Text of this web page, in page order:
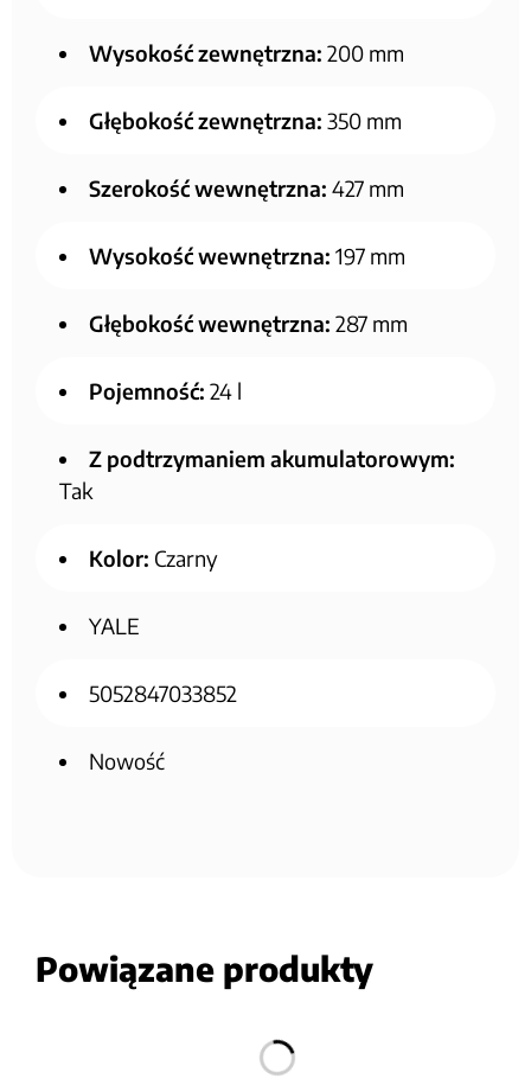
Wysokość zewnętrzna: 200 mm
Głębokość zewnętrzna: 350 mm
Szerokość wewnętrzna: 427 mm
Wysokość wewnętrzna: 197 mm
Głębokość wewnętrzna: 287 mm
Pojemność: 24 l
Z podtrzymaniem akumulatorowym:
Tak
Kolor: Czarny
YALE
5052847033852
Nowość
Powiązane produkty